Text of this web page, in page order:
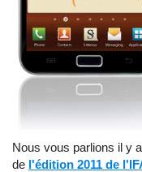
Nous vous parlions il y
de l'édition 2011 de